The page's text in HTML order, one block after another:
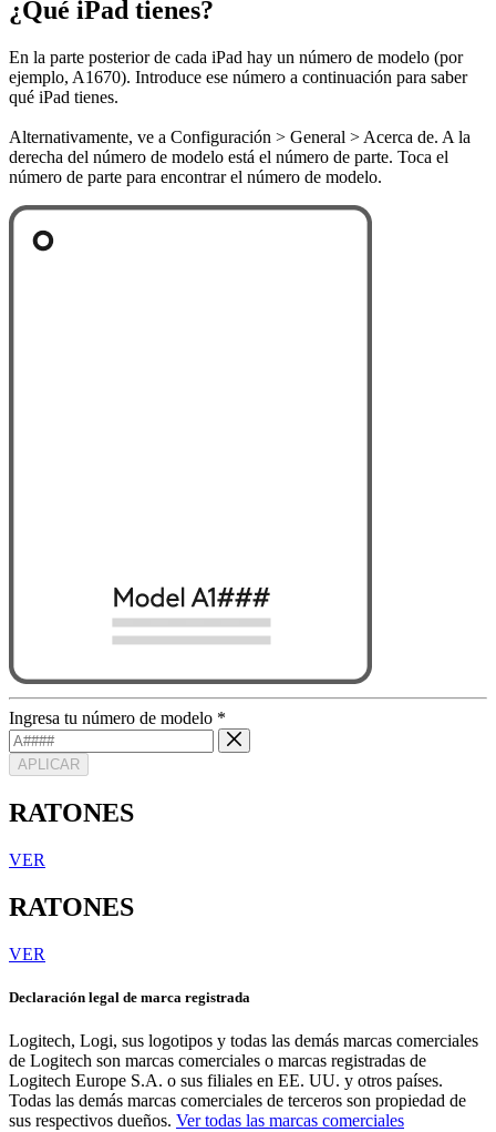
¿Qué iPad tienes?
En la parte posterior de cada iPad hay un número de modelo (por
ejemplo, A1670). Introduce ese número a continuación para saber
qué iPad tienes.
Alternativamente, ve a Configuración > General > Acerca de. A la
derecha del número de modelo está el número de parte. Toca el
número de parte para encontrar el número de modelo.
Ingresa tu número de modelo *
APLICAR
RATONES
VER
RATONES
VER
Declaración legal de marca registrada
Logitech, Logi, sus logotipos y todas las demás marcas comerciales
de Logitech son marcas comerciales o marcas registradas de
Logitech Europe S.A. o sus filiales en EE. UU. y otros países.
Todas las demás marcas comerciales de terceros son propiedad de
sus respectivos dueños. Ver todas las marcas comerciales